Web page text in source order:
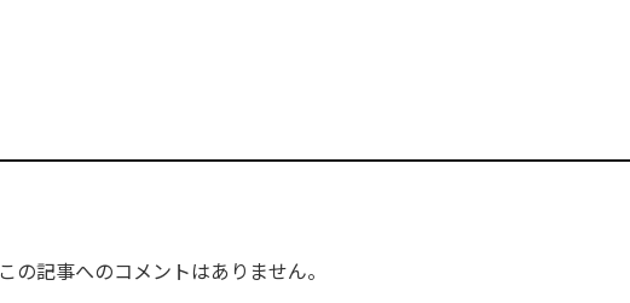
この記事へのコメントはありません。